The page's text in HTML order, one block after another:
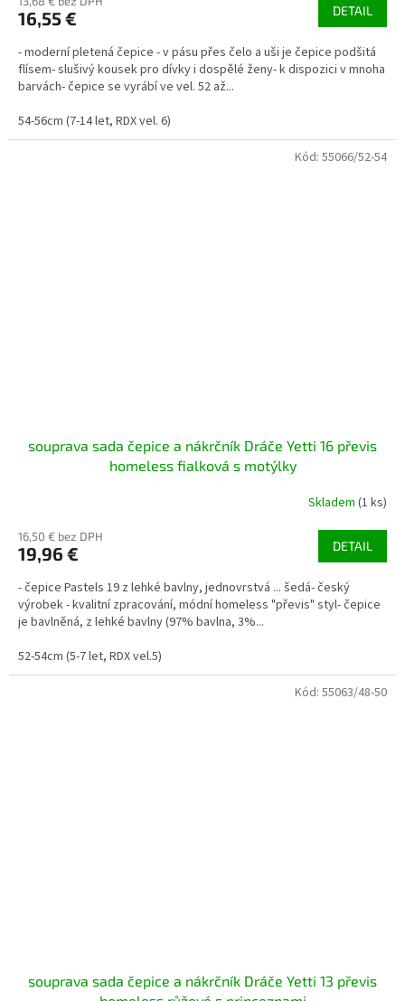
16,55 € DETAIL
- moderní pletená čepice - v pásu přes čelo a uši je čepice podšitá
flísem- slušivý kousek pro dívky i dospělé ženy- k dispozici v mnoha
barvách- čepice se vyrábí ve vel. 52 až...
54-56cm (7-14 let, RDX vel. 6)
souprava sada čepice a nákrčník Dráče Yetti 16 převis
homeless fialková s motýlky
Skladem (1 ks)
16,50 € bez DPH
19,96 € DETAIL
- čepice Pastels 19 z lehké bavlny, jednovrstvá ... šedá- český
výrobek - kvalitní zpracování, módní homeless "převis" styl- čepice
je bavlněná, z lehké bavlny (97% bavlna, 3%...
52-54cm (5-7 let, RDX vel.5)
Kód: 55066/52-54
souprava sada čepice a nákrčník Dráče Yetti 13 převis
Kód: 55063/48-50